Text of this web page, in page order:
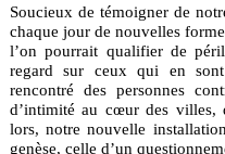
Soucieux de témoigner de
chaque jour de nouvelles
l’on pourrait qualifier de
regard sur ceux qui en
rencontré des personnes
d’intimité au cœur des villes,
lors, notre nouvelle
genèse, celle d’un